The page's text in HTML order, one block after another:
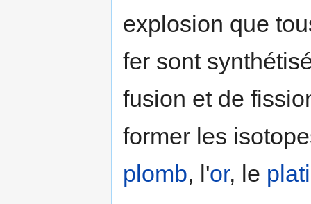
explosion que
fer sont
fusion et de
former les
plomb, l'or, le